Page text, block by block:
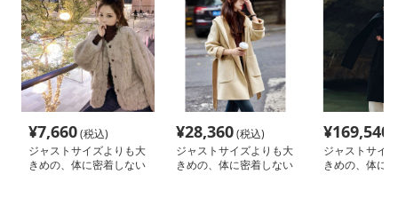
¥7,660(税込)
ジャストサイズよりも大
きめの、体に密着しない
¥28,360(税込)
ジャストサイズよりも大
きめの、体に密着しない
¥169,540
ジャストサイ
きめの、体に